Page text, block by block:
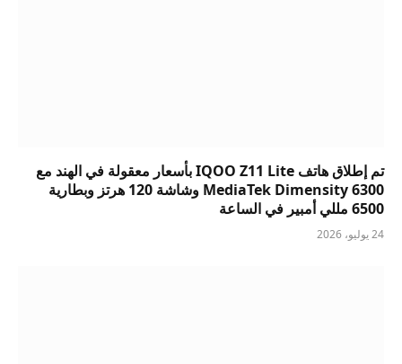
تم إطلاق هاتف IQOO Z11 Lite بأسعار معقولة في الهند مع
MediaTek Dimensity 6300 وشاشة 120 هرتز وبطارية
6500 مللي أمبير في الساعة
24 يوليو، 2026